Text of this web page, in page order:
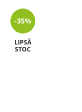
-35%
LIPSĂ
STOC